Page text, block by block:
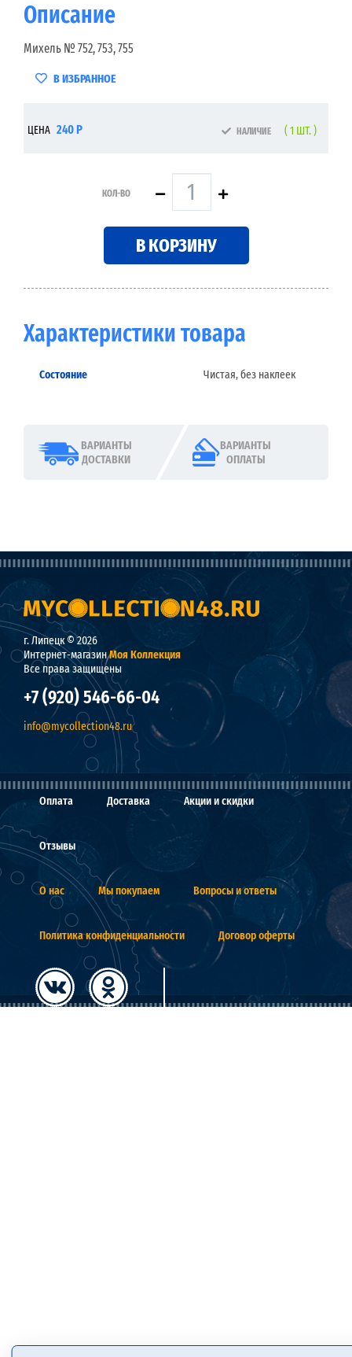
Описание
Михель № 752, 753, 755
В ИЗБРАННОЕ
ЦЕНА 240 Р НАЛИЧИЕ ( 1 ШТ. )
КОЛ-ВО
В КОРЗИНУ
Характеристики товара
Состояние Чистая, без наклеек
ВАРИАНТЫ
ДОСТАВКИ
ВАРИАНТЫ
ОПЛАТЫ
г. Липецк © 2026
Интернет-магазинМоя Коллекция
Все права защищены
+7 (920) 546-66-04
info@mycollection48.ru
Оплата Доставка Акции и скидки
Отзывы
О нас Мы покупаем Вопросы и ответы
Политика конфиденциальности Договор оферты